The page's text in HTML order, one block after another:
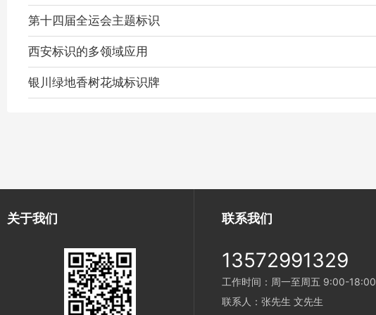
第十四届全运会主题标识
西安标识的多领域应用
银川绿地香树花城标识牌
关于我们 联系我们
13572991329
工作时间：周一至周五 9:00-18:00
联系人：张先生 文先生